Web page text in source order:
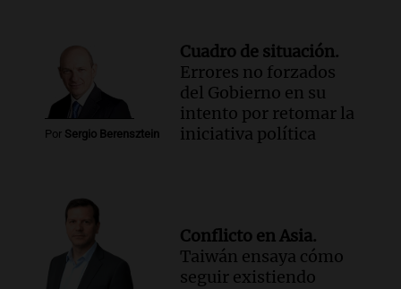
Por Sergio Berensztein
Cuadro de situación.
Errores no forzados
del Gobierno en su
intento por retomar la
iniciativa política
Conflicto en Asia.
Taiwán ensaya cómo
seguir existiendo